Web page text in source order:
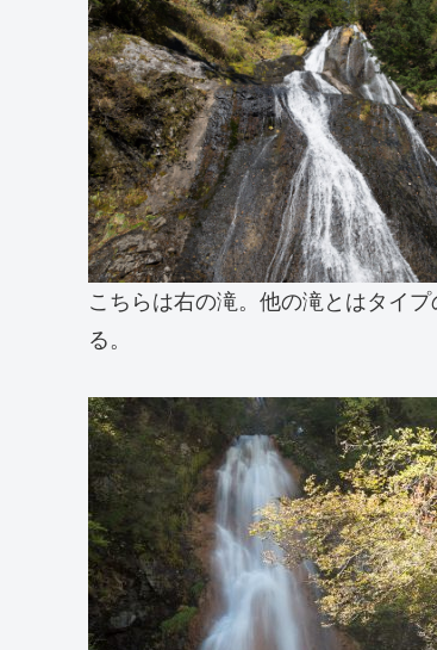
こちらは右の滝。他の滝とはタイ
る。